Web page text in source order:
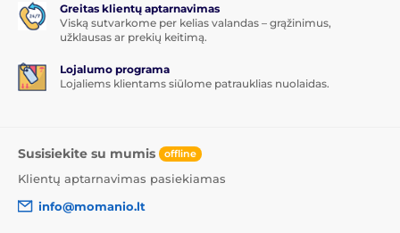
Greitas klientų aptarnavimas
Viską sutvarkome per kelias valandas – grąžinimus,
užklausas ar prekių keitimą.
Lojalumo programa
Lojaliems klientams siūlome patrauklias nuolaidas.
Susisiekite su mumis offline
Klientų aptarnavimas pasiekiamas
info@momanio.lt